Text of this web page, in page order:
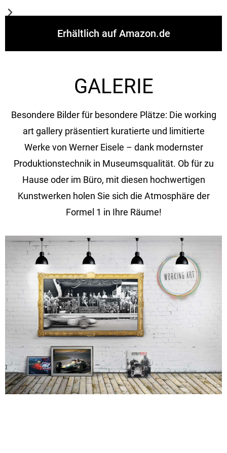
Erhältlich auf Amazon.de
GALERIE
Besondere Bilder für besondere Plätze: Die working
art gallery präsentiert kuratierte und limitierte
Werke von Werner Eisele – dank modernster
Produktionstechnik in Museumsqualität. Ob für zu
Hause oder im Büro, mit diesen hochwertigen
Kunstwerken holen Sie sich die Atmosphäre der
Formel 1 in Ihre Räume!